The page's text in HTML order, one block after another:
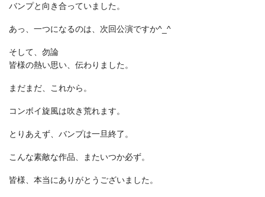
バンプと向き合っていました。
あっ、一つになるのは、次回公演ですか^_^
そして、勿論
皆様の熱い思い、伝わりました。
まだまだ、これから。
コンボイ旋風は吹き荒れます。
とりあえず、バンプは一旦終了。
こんな素敵な作品、またいつか必ず。
皆様、本当にありがとうございました。